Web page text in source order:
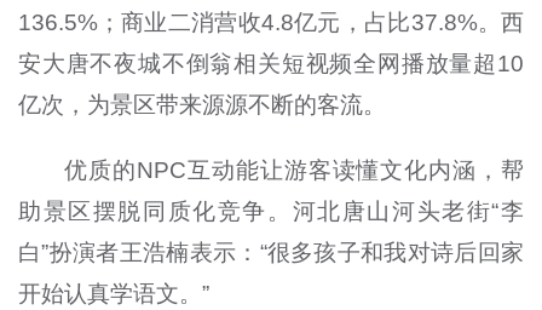
136.5%；商业二消营收4.8亿元，占比37.8%。西
安大唐不夜城不倒翁相关短视频全网播放量超10
亿次，为景区带来源源不断的客流。
优质的NPC互动能让游客读懂文化内涵，帮
助景区摆脱同质化竞争。河北唐山河头老街“李
白”扮演者王浩楠表示：“很多孩子和我对诗后回家
开始认真学语文。”